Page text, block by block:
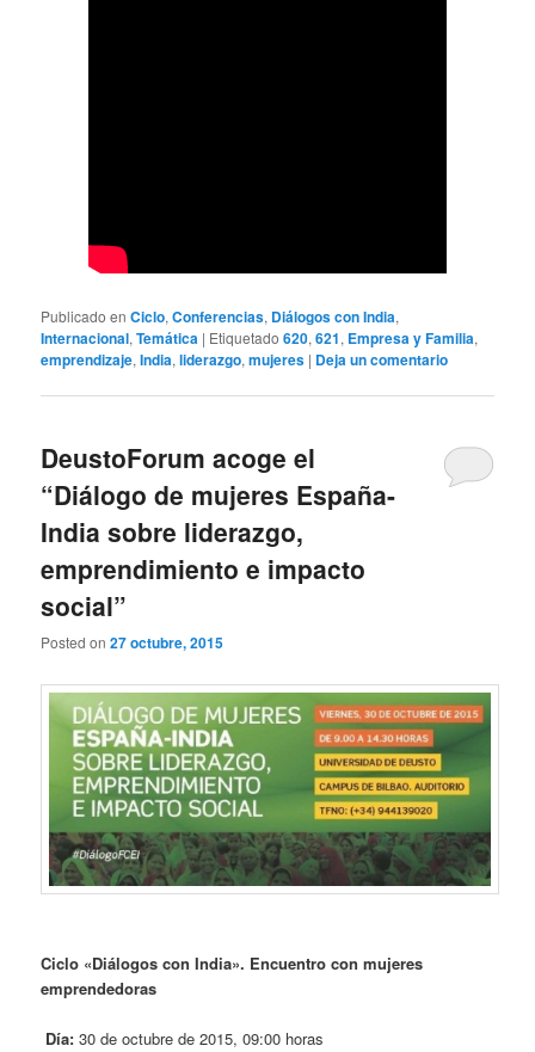
Publicado en Ciclo,Conferencias, Diálogos con India,
Internacional,Temática | Etiquetado 620,621, Empresa y Familia,
emprendizaje,India,liderazgo,mujeres | Deja un comentario
DeustoForum acoge el
“Diálogo de mujeres España-
India sobre liderazgo,
emprendimiento e impacto
social”
Posted on27 octubre, 2015
Ciclo «Diálogos con India». Encuentro con mujeres
emprendedoras
Día: 30 de octubre de 2015, 09:00 horas